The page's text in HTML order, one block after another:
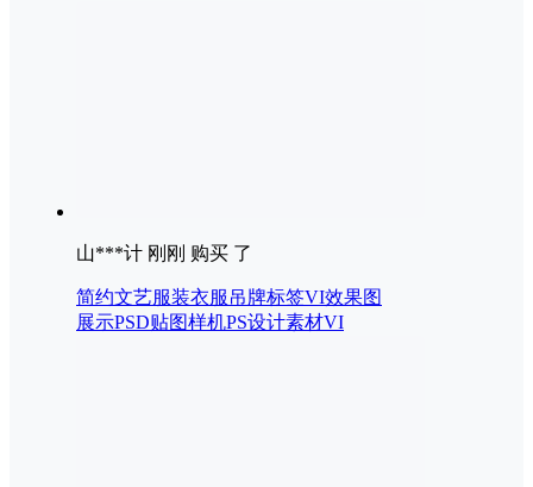
山***计 刚刚 购买 了
简约文艺服装衣服吊牌标签VI效果图
展示PSD贴图样机PS设计素材VI